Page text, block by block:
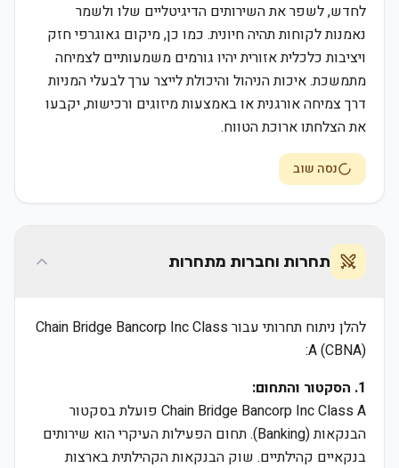
לחדש, לשפר את השירותים הדיגיטליים שלו ולשמר
נאמנות לקוחות תהיה חיונית. כמו כן, מיקום גאוגרפי חזק
ויציבות כלכלית אזורית יהיו גורמים משמעותיים לצמיחה
מתמשכת. איכות הניהול והיכולת לייצר ערך לבעלי המניות
דרך צמיחה אורגנית או באמצעות מיזוגים ורכישות, יקבעו
את הצלחתו ארוכת הטווח.
נסה שוב
תחרות וחברות מתחרות
להלן ניתוח תחרותי עבור Chain Bridge Bancorp Inc Class
A (CBNA):
1. הסקטור והתחום:
Chain Bridge Bancorp Inc Class A פועלת בסקטור
הבנקאות (Banking). תחום הפעילות העיקרי הוא שירותים
בנקאיים קהילתיים. שוק הבנקאות הקהילתית בארצות